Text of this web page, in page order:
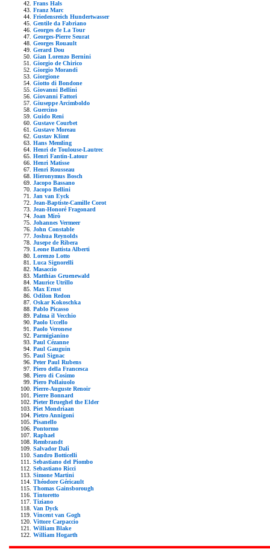
Frans Hals
Franz Marc
Friedensreich Hundertwasser
Gentile da Fabriano
Georges de La Tour
Georges-Pierre Seurat
Georges Rouault
Gerard Dou
Gian Lorenzo Bernini
Giorgio de Chirico
Giorgio Morandi
Giorgione
Giotto di Bondone
Giovanni Bellini
Giovanni Fattori
Giuseppe Arcimboldo
Guercino
Guido Reni
Gustave Courbet
Gustave Moreau
Gustav Klimt
Hans Memling
Henri de Toulouse-Lautrec
Henri Fantin-Latour
Henri Matisse
Henri Rousseau
Hieronymus Bosch
Jacopo Bassano
Jacopo Bellini
Jan van Eyck
Jean-Baptiste-Camille Corot
Jean-Honoré Fragonard
Joan Mirò
Johannes Vermeer
John Constable
Joshua Reynolds
Jusepe de Ribera
Leone Battista Alberti
Lorenzo Lotto
Luca Signorelli
Masaccio
Matthias Gruenewald
Maurice Utrillo
Max Ernst
Odilon Redon
Oskar Kokoschka
Pablo Picasso
Palma il Vecchio
Paolo Uccello
Paolo Veronese
Parmigianino
Paul Cézanne
Paul Gauguin
Paul Signac
Peter Paul Rubens
Piero della Francesca
Piero di Cosimo
Piero Pollaiuolo
Pierre-Auguste Renoir
Pierre Bonnard
Pieter Brueghel the Elder
Piet Mondriaan
Pietro Annigoni
Pisanello
Pontormo
Raphael
Rembrandt
Salvador Dalì
Sandro Botticelli
Sebastiano del Piombo
Sebastiano Ricci
Simone Martini
Théodore Géricault
Thomas Gainsborough
Tintoretto
Tiziano
Van Dyck
Vincent van Gogh
Vittore Carpaccio
William Blake
William Hogarth